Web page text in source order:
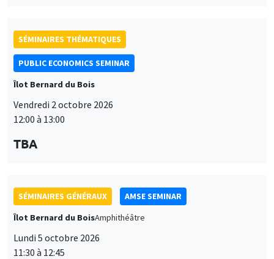
SÉMINAIRES THÉMATIQUES
PUBLIC ECONOMICS SEMINAR
Îlot Bernard du Bois
Vendredi 2 octobre 2026
12:00 à 13:00
TBA
SÉMINAIRES GÉNÉRAUX
AMSE SEMINAR
Îlot Bernard du BoisAmphithéâtre
Lundi 5 octobre 2026
11:30 à 12:45